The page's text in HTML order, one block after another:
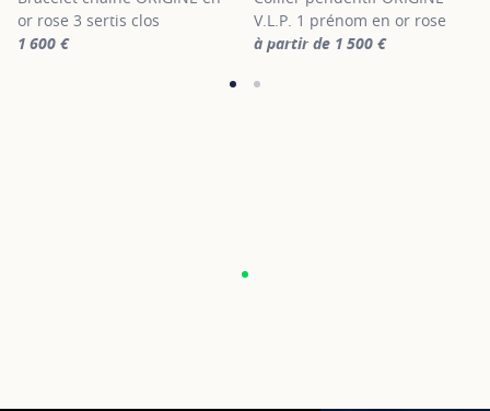
or rose 3 sertis clos
1 600 €
V.L.P. 1 prénom en or rose
à partir de 1 500 €